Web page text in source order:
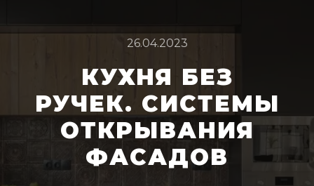
26.04.2023
КУХНЯ БЕЗ
РУЧЕК. СИСТЕМЫ
ОТКРЫВАНИЯ
ФАСАДОВ